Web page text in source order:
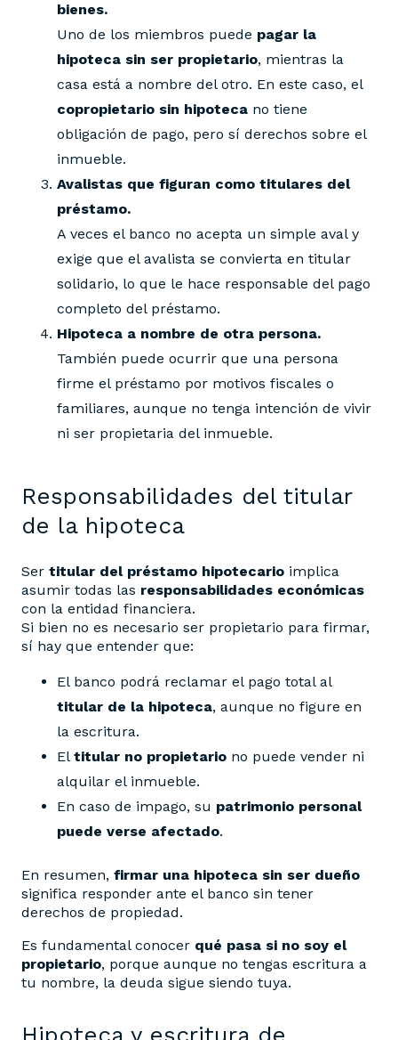
bienes.
Uno de los miembros puede pagar la
hipoteca sin ser propietario, mientras la
casa está a nombre del otro. En este caso, el
copropietario sin hipoteca no tiene
obligación de pago, pero sí derechos sobre el
inmueble.
Avalistas que figuran como titulares del
préstamo.
A veces el banco no acepta un simple aval y
exige que el avalista se convierta en titular
solidario, lo que le hace responsable del pago
completo del préstamo.
Hipoteca a nombre de otra persona.
También puede ocurrir que una persona
firme el préstamo por motivos fiscales o
familiares, aunque no tenga intención de vivir
ni ser propietaria del inmueble.
Responsabilidades del titular
de la hipoteca
Ser titular del préstamo hipotecario implica
asumir todas las responsabilidades económicas
con la entidad financiera.
Si bien no es necesario ser propietario para firmar,
sí hay que entender que:
El banco podrá reclamar el pago total al
titular de la hipoteca, aunque no figure en
la escritura.
El titular no propietario no puede vender ni
alquilar el inmueble.
En caso de impago, su patrimonio personal
puede verse afectado.
En resumen, firmar una hipoteca sin ser dueño
significa responder ante el banco sin tener
derechos de propiedad.
Es fundamental conocer qué pasa si no soy el
propietario, porque aunque no tengas escritura a
tu nombre, la deuda sigue siendo tuya.